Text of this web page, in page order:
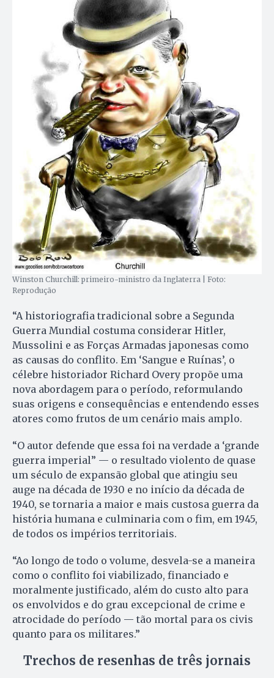
Winston Churchill: primeiro-ministro da Inglaterra | Foto:
Reprodução
“A historiografia tradicional sobre a Segunda
Guerra Mundial costuma considerar Hitler,
Mussolini e as Forças Armadas japonesas como
as causas do conflito. Em ‘Sangue e Ruínas’, o
célebre historiador Richard Overy propõe uma
nova abordagem para o período, reformulando
suas origens e consequências e entendendo esses
atores como frutos de um cenário mais amplo.
“O autor defende que essa foi na verdade a ‘grande
guerra imperial” — o resultado violento de quase
um século de expansão global que atingiu seu
auge na década de 1930 e no início da década de
1940, se tornaria a maior e mais custosa guerra da
história humana e culminaria com o fim, em 1945,
de todos os impérios territoriais.
“Ao longo de todo o volume, desvela-se a maneira
como o conflito foi viabilizado, financiado e
moralmente justificado, além do custo alto para
os envolvidos e do grau excepcional de crime e
atrocidade do período — tão mortal para os civis
quanto para os militares.”
Trechos de resenhas de três jornais